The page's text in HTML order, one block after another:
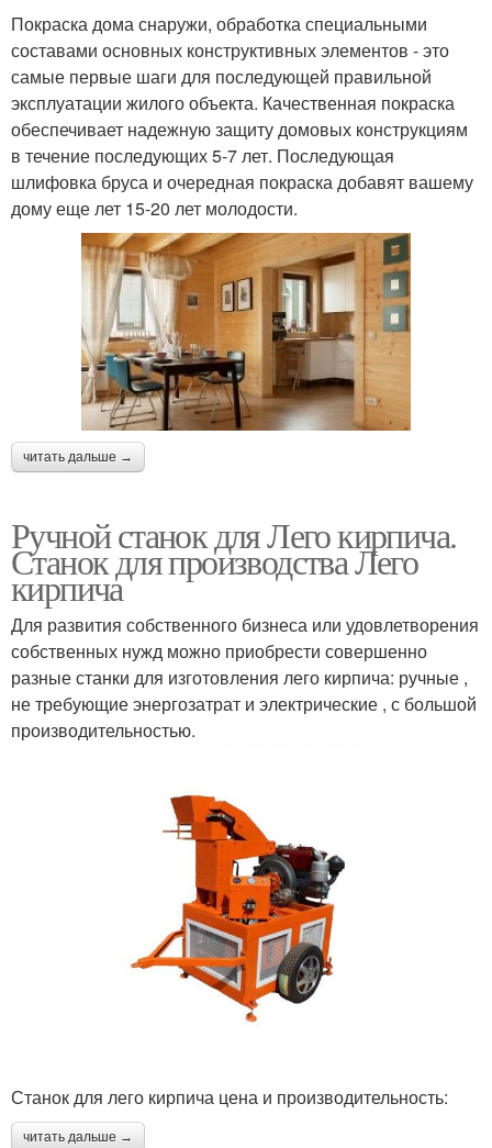
Покраска дома снаружи, обработка специальными
составами основных конструктивных элементов - это
самые первые шаги для последующей правильной
эксплуатации жилого объекта. Качественная покраска
обеспечивает надежную защиту домовых конструкциям
в течение последующих 5-7 лет. Последующая
шлифовка бруса и очередная покраска добавят вашему
дому еще лет 15-20 лет молодости.
читать дальше →
Ручной станок для Лего кирпича.
Станок для производства Лего
кирпича
Для развития собственного бизнеса или удовлетворения
собственных нужд можно приобрести совершенно
разные станки для изготовления лего кирпича: ручные ,
не требующие энергозатрат и электрические , с большой
производительностью.
Станок для лего кирпича цена и производительность:
читать дальше →